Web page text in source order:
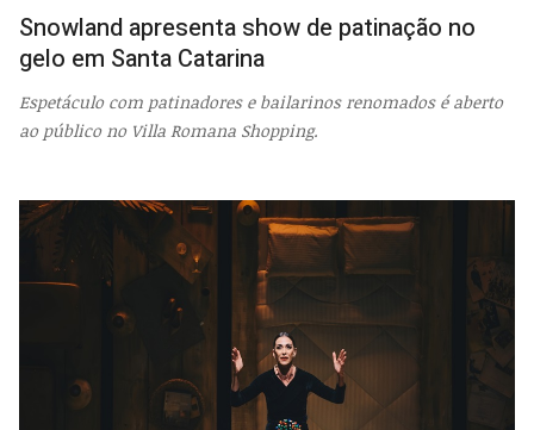
Snowland apresenta show de patinação no
gelo em Santa Catarina
Espetáculo com patinadores e bailarinos renomados é aberto
ao público no Villa Romana Shopping.